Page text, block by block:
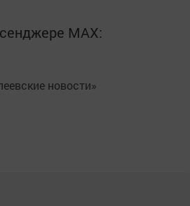
MАХ:
новости»